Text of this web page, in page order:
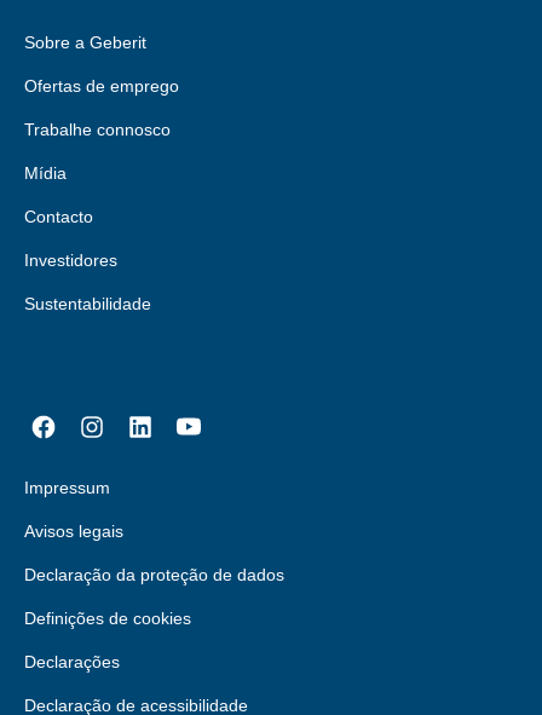
Sobre a Geberit
Ofertas de emprego
Trabalhe connosco
Mídia
Contacto
Investidores
Sustentabilidade
Impressum
Avisos legais
Declaração da proteção de dados
Definições de cookies
Declarações
Declaração de acessibilidade